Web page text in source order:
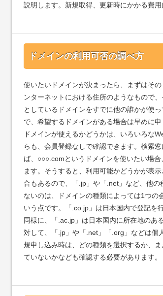
説明します。新規取得、更新時にかかる費
ドメインの利用可否の調べ方
使いたいドメインが決まったら、まずはそ
ンターネットにおける住所のようなもので
としているドメインをすでに他の誰かが使
で、希望するドメインがある場合は早めに申
ドメインが使えるかどうかは、いろいろな
らも、会員登録なしで確認できます。検索
ば、○○○.comというドメインを使いたい場
ます。そうすると、利用可能かどうかが表
合もあるので、「.jp」や「.net」など、他
ないのは、ドメインの種類によっては1つの
いう点です。「.co.jp」は日本国内で登記を
同様に、「.ac.jp」は日本国内に所在地のあ
対して、「.jp」や「.net」「.org」などは個
規申し込み時は、どの種類を選択するか、
ていないかなども確認する必要があります。